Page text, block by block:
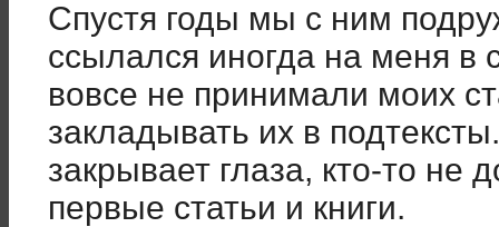
Спустя годы мы с ним
ссылался иногда на меня в
вовсе не принимали моих
закладывать их в
закрывает глаза, кто-то не
первые статьи и книги.